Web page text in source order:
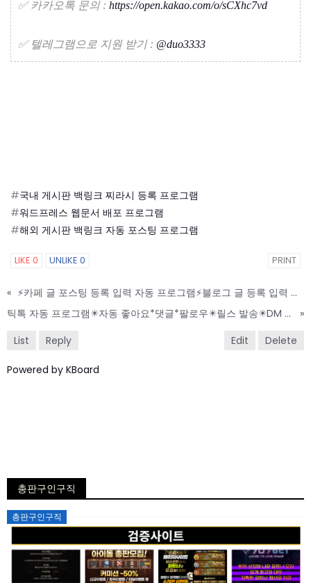
✅​ 카카오톡 문의 : https://open.kakao.com/o/sCXhc7vd
✅​ 텔레그램으로 지원 받기 : @duo3333
#국내 게시판 백링크 찌라시 등록 프로그램
#워드프레스 웹문서 배포 프로그램
#해외 게시판 백링크 자동 포스팅 프로그램
LIKE 0 UNLIKE 0 PRINT
«
⚡카페 글 포스팅 등록 입력 자동 프로그램⚡블로그 글 등록 입력 자동화 프로그램⚡무료 AS 가능
틱톡 자동 프로그램✴️자동 좋아요*댓글*팔로우✴️릴스 발송✴️DM 발송
»
List
Reply Edit Delete
Powered by KBoard
총판구인구직
총판구인구직
Posted
on